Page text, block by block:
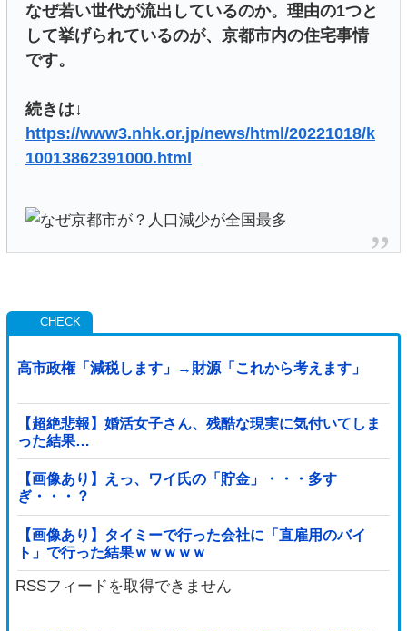
なぜ若い世代が流出しているのか。理由の1つと
して挙げられているのが、京都市内の住宅事情
です。
続きは↓
https://www3.nhk.or.jp/news/html/20221018/k
10013862391000.html
高市政権「減税します」→財源「これから考えます」
【超絶悲報】婚活女子さん、残酷な現実に気付いてしま
った結果…
【画像あり】えっ、ワイ氏の「貯金」・・・多す
ぎ・・・？
【画像あり】タイミーで行った会社に「直雇用のバイ
ト」で行った結果ｗｗｗｗｗ
RSSフィードを取得できません